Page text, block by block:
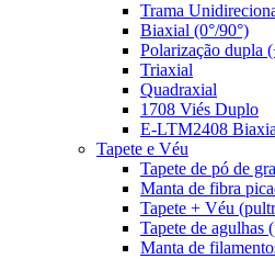
Trama
Biaxial (0°/90°)
Polarização dupla
Triaxial
Quadraxial
1708 Viés Duplo
E-LTM2408
Tapete e Véu
Tapete de pó de
Manta de fibra
Tapete + Véu
Tapete de agulhas
Manta de